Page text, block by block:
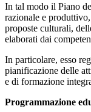
In tal modo il Piano
razionale e
proposte culturali,
elaborati dai
In particolare, esso
pianificazione delle
e di formazione
Programmazione